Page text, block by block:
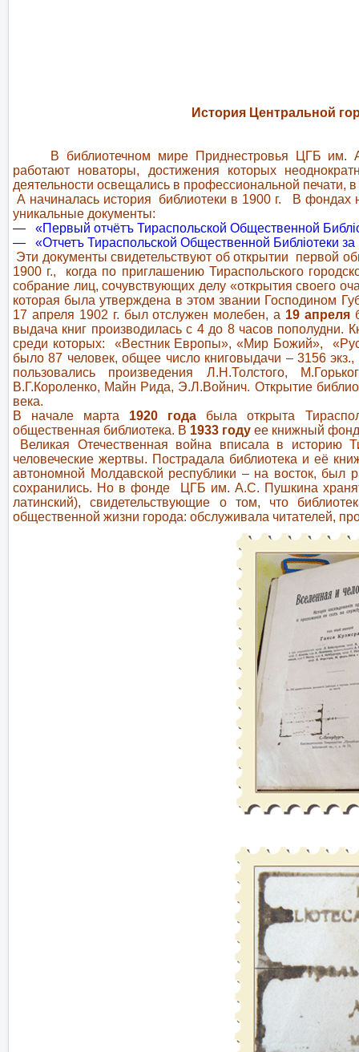
История Центральной
В библиотечном мире Приднестровья ЦГБ им.
работают новаторы, достижения которых
деятельности освещались в профессиональной печати,
А начиналась история библиотеки в 1900 г. В фондах
уникальные документы:
— «Первый отчётъ Тираспольской Общественной
— «Отчетъ Тираспольской Общественной Библiотеки за
Эти документы свидетельствуют об открытии первой
1900 г., когда по приглашению Тираспольского
собрание лиц, сочувствующих делу «открытия своего
которая была утверждена в этом звании Господином
17 апреля 1902 г. был отслужен молебен, а 19 апреля
выдача книг производилась с 4 до 8 часов пополудни.
среди которых: «Вестник Европы», «Мир Божий»,
было 87 человек, общее число книговыдачи – 3156
пользовались произведения Л.Н.Толстого,
В.Г.Короленко, Майн Рида, Э.Л.Войнич. Открытие
века.
В начале марта 1920 года была открыта
общественная библиотека. В 1933 году ее книжный фонд
Великая Отечественная война вписала в историю
человеческие жертвы. Пострадала библиотека и её
автономной Молдавской республики – на восток, был
сохранились. Но в фонде ЦГБ им. А.С. Пушкина
латинский), свидетельствующие о том, что
общественной жизни города: обслуживала читателей,